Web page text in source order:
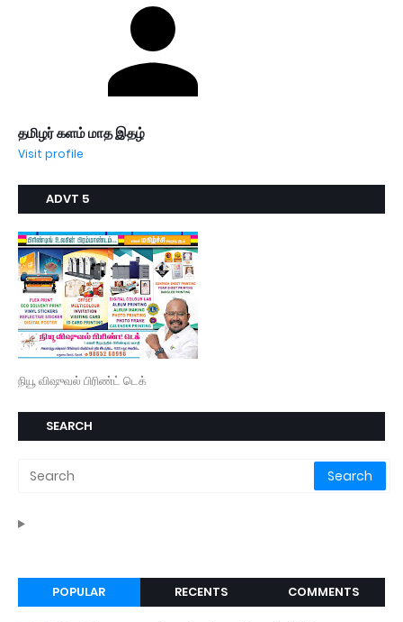
தமிழர் களம் மாத இதழ்
Visit profile
ADVT 5
நியூ விஷுவல் பிரிண்ட் டெக்
SEARCH
POPULAR RECENTS COMMENTS